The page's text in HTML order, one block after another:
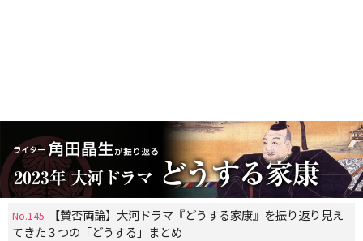
No.145
【賛否両論】大河ドラマ『どうする家康』を振り返り見え
てきた３つの「どうする」まとめ